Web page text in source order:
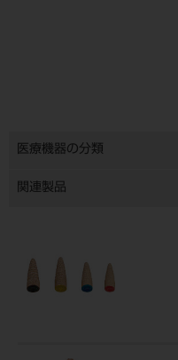
医療機器の分類
関連製品